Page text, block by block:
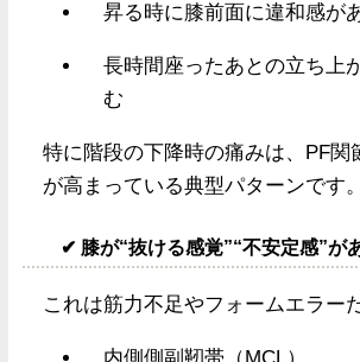
昇る時に膝前面に違和感が
長時間座ったあとの立ち上
む
特に階段の下降時の痛みは、PF関
が高まっている典型パターンです。
✔ 膝が“抜ける感覚”“不安定感”が
これは筋力不足やフォームエラー